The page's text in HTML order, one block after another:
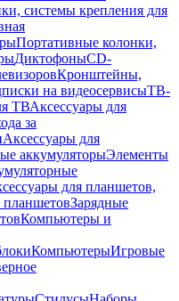
системы крепления для
Портативные колонки,
ДиктофоныCD-
Кронштейны,
на видеосервисыТВ-
ТВАксессуары для
за
Аксессуары для
аккумуляторыЭлементы
для планшетов,
планшетовЗарядные
Компьютеры и
КомпьютерыИгровые